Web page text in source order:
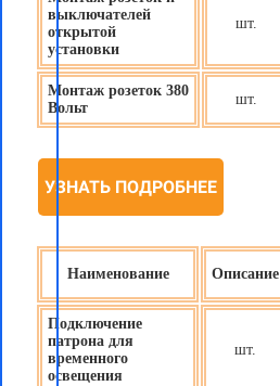
выключателей
открытой
установки
шт.
Монтаж розеток 380
Вольт
шт.
УЗНАТЬ ПОДРОБНЕЕ
Наименование Описание
Подключение
патрона для
временного
освещения
шт.